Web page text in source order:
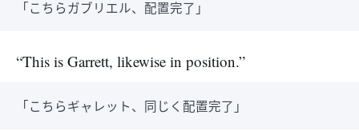
「こちらガブリエル、配置完了」
“This is Garrett, likewise in position.”
「こちらギャレット、同じく配置完了」